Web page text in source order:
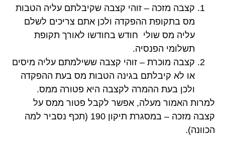
קצבה מזכה – זוהי קצבה שקיבלתם עליה הטבות
מס בתקופת ההפקדה ולכן אתם צריכים לשלם
עליה מס שולי חודש בחודשו לאורך תקופת
תשלומי הפנסיה.
קצבה מוכרת – זוהי קצבה ששילמתם עליה מיסים
או לא קיבלתם בגינה הטבות מס בעת ההפקדה
ולכן בעת ההמרה לקצבה היא פטורה ממס.
למרות האמור מעלה, אפשר לקבל פטור ממס על
קצבה מזכה – במסגרת תיקון 190 (תכף נסביר למה
הכוונה).